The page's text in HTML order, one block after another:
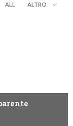
ALL ALTRO